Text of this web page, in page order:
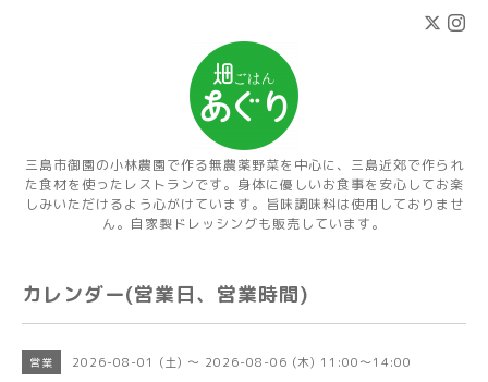
三島市御園の小林農園で作る無農薬野菜を中心に、三島近郊で作られ
た食材を使ったレストランです。身体に優しいお食事を安心してお楽
しみいただけるよう心がけています。旨味調味料は使用しておりませ
ん。自家製ドレッシングも販売しています。
カレンダー(営業日、営業時間)
営業 2026-08-01 (土) ～ 2026-08-06 (木) 11:00～14:00